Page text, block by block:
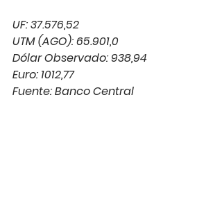
UF: 37.576,52
UTM (AGO): 65.901,0
Dólar Observado: 938,94
Euro: 1012,77
Fuente: Banco Central